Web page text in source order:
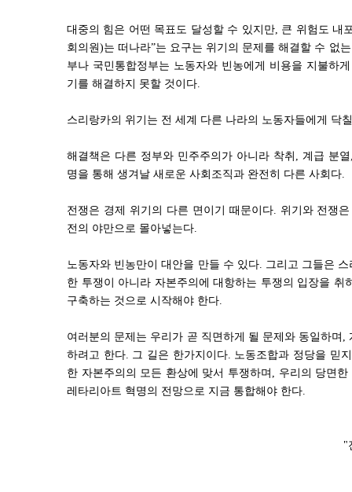
대중의 힘은 어떤 목표도 달성할 수 있지만, 큰 위험도 내
회의원)는 떠나라”는 요구는 위기의 문제를 해결할 수 없
부나 국민통합정부는 노동자와 빈농에게 비용을 지불하
기를 해결하지 못할 것이다.
스리랑카의 위기는 전 세계 다른 나라의 노동자들에게 닥
해결책은 다른 정부와 민주주의가 아니라 착취, 계급 분
명을 통해 생겨날 새로운 사회조직과 완전히 다른 사회다.
전쟁은 경제 위기의 다른 면이기 때문이다. 위기와 전쟁
전의 야만으로 몰아넣는다.
노동자와 빈농만이 대안을 만들 수 있다. 그리고 그들은
한 투쟁이 아니라 자본주의에 대항하는 투쟁의 입장을 취
구축하는 것으로 시작해야 한다.
여러분의 문제는 우리가 곧 직면하게 될 문제와 동일하며
하려고 한다. 그 길은 한가지이다. 노동조합과 정당을 믿
한 자본주의의 모든 환상에 맞서 투쟁하며, 우리의 당면
레타리아트 혁명의 전망으로 지금 통합해야 한다.
"